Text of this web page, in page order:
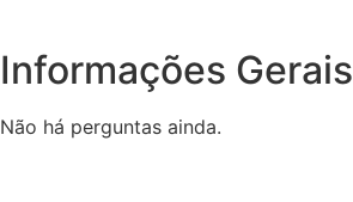
Informações Gerais
Não há perguntas ainda.